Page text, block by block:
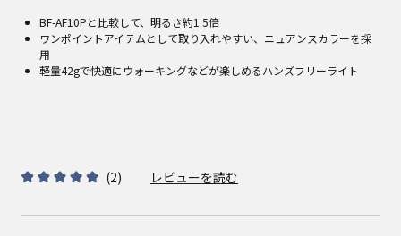
BF-AF10Pと比較して、明るさ約1.5倍
ワンポイントアイテムとして取り入れやすい、ニュアンスカラーを採
用
軽量42gで快適にウォーキングなどが楽しめるハンズフリーライト
(2) レビューを読む